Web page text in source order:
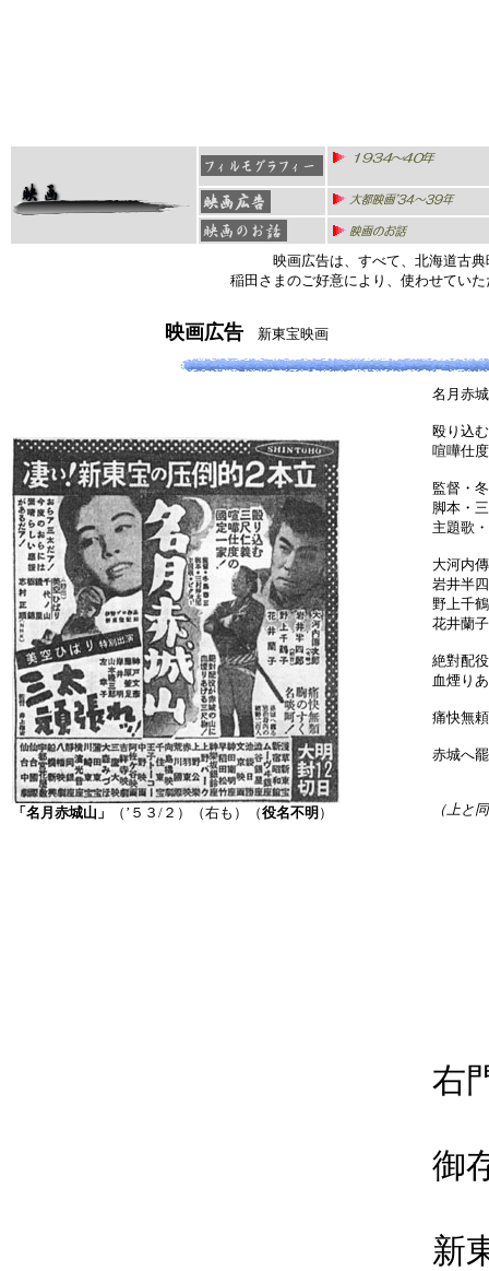
映画広告は、すべて、北海道古
稲田さまのご好意により、使わせてい
映画広告 新東宝映画
「名月赤城山」 （’５３/２）（右も）（役名不明 ）
名月赤
殴り込
喧嘩仕
監督・
脚本・
主題歌
大河内
岩井半
野上千
花井蘭子
絶對配
血煙り
痛快無
赤城へ
（上と
右
御
新